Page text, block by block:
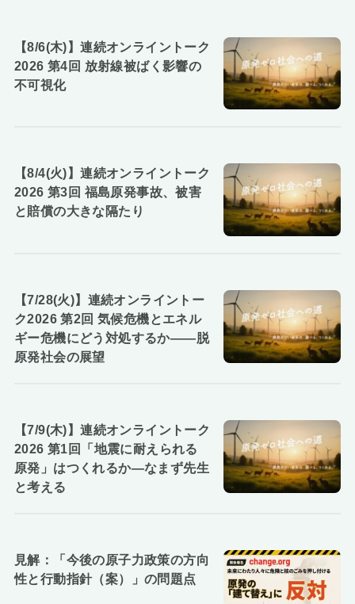
【8/6(木)】連続オンライントーク
2026 第4回 放射線被ばく影響の
不可視化
【8/4(火)】連続オンライントーク
2026 第3回 福島原発事故、被害
と賠償の大きな隔たり
【7/28(火)】連続オンライントー
ク2026 第2回 気候危機とエネル
ギー危機にどう対処するか――脱
原発社会の展望
【7/9(木)】連続オンライントーク
2026 第1回「地震に耐えられる
原発」はつくれるか―なまず先生
と考える
見解：「今後の原子力政策の方向
性と行動指針（案）」の問題点